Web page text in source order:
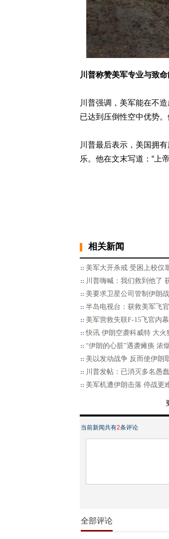
川普称赞美军专业与致命
川普强调，美军能在不
已达到压倒性空中优势
川普最后表示，美国拥
乐。他在文末写道：“上
相关新闻
美军大开杀戒 受困上校仅
川普嗨喊：我们救到他了
美要求卫星公司管制伊朗
半岛电视台：获救美军飞
美军营救失联F-15飞官内
快讯 伊朗空袭科威特 大火
“伊朗的心脏”遇袭瘫痪 浓
美以发动战争 反而使伊朗
川普发帖：已消灭多名愚
美军机遭伊朗击落 停战更
当前新闻共有2条评论
全部评论